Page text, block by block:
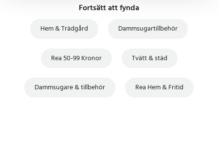
Fortsätt att fynda
Hem & Trädgård Dammsugartillbehör
Rea 50-99 Kronor Tvätt & städ
Dammsugare & tillbehör Rea Hem & Fritid